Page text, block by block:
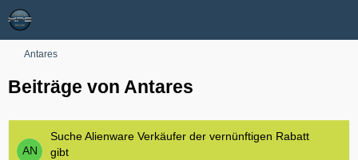
Antares
Beiträge von Antares
Suche Alienware Verkäufer der vernünftigen Rabatt
gibt